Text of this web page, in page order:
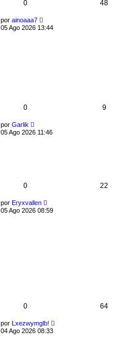
0 48
por ainoaaa7
05 Ago 2026 13:44
0 9
por Garlik
05 Ago 2026 11:46
0 22
por Eryxvallen
05 Ago 2026 08:59
0 64
por Lxezwymglb!
04 Ago 2026 08:33